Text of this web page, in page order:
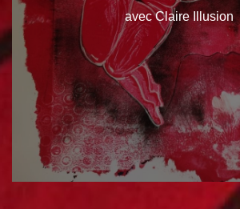
avec Claire Illusion